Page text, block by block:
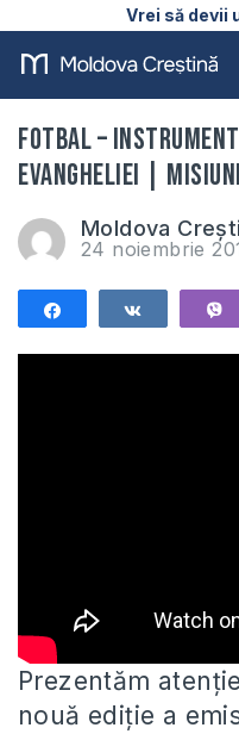
Vrei să devii
FOTBAL –
Evangheliei |
Moldova
24 noiembrie
Prezentăm
nouă ediție a